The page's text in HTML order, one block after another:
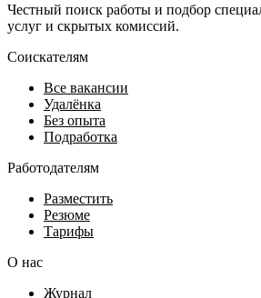
Честный поиск работы и подбор
услуг и скрытых комиссий.
Соискателям
Все вакансии
Удалёнка
Без опыта
Подработка
Работодателям
Разместить
Резюме
Тарифы
О нас
Журнал